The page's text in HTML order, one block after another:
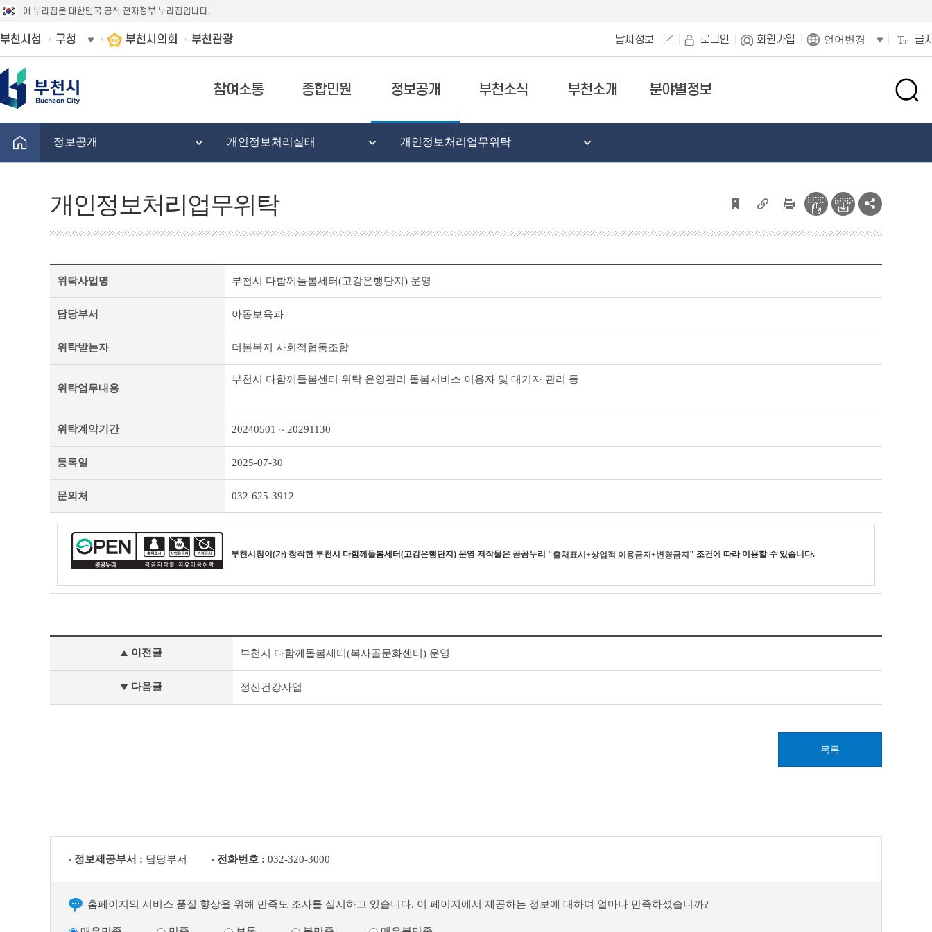
이 누리집은 대한민국 공식 전자정부 누리집입니다.
부천시청 구청 부천시의회 부천관광 날씨정보 로그인 회원가입 언어변경 글
참여소통 종합민원 정보공개 부천소식 부천소개 분야별정보
검
창
정보공개 개인정보처리실태 개인정보처리업무위탁
개인정보처리업무위탁
인
정
보
처
업
무
탁
인
정
제
목
테
위탁사업명 부천시 다함께돌봄세터(고강은행단지) 운영
담당부서 아동보육과
위탁받는자 더봄복지 사회적협동조합
위탁업무내용
부천시 다함께돌봄센터 위탁 운영관리 돌봄서비스 이용자 및 대기자 관리 등
위탁계약기간 20240501 ~ 20291130
등록일 2025-07-30
문의처 032-625-3912
부천시청이(가) 창작한 부천시 다함께돌봄세터(고강은행단지) 운영 저작물은 공공누리 "출처표시+상업적 이용금지+변경금지" 조건에 따라 이용할 수 있습니다.
정
리
글
이전글 부천시 다함께돌봄세터(복사골문화센터) 운영
다음글 정신건강사업
목록
정보제공부서 : 담당부서 전화번호 : 032-320-3000
홈페이지의 서비스 품질 향상을 위해 만족도 조사를 실시하고 있습니다. 이 페이지에서 제공하는 정보에 대하여 얼마나 만족하셨습니까?